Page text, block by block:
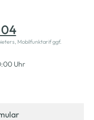
04
Mobilfunktarif ggf.
Uhr